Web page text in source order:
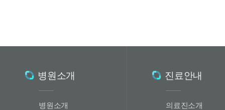
병원소개
병원소개
진료안내
의료진소개